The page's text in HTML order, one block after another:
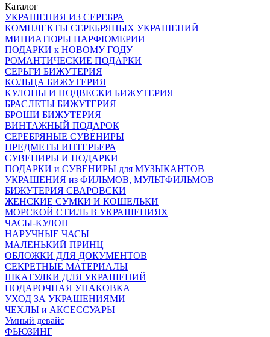
Каталог
УКРАШЕНИЯ ИЗ СЕРЕБРА
КОМПЛЕКТЫ СЕРЕБРЯНЫХ УКРАШЕНИЙ
МИНИАТЮРЫ ПАРФЮМЕРИИ
ПОДАРКИ к НОВОМУ ГОДУ
РОМАНТИЧЕСКИЕ ПОДАРКИ
СЕРЬГИ БИЖУТЕРИЯ
КОЛЬЦА БИЖУТЕРИЯ
КУЛОНЫ И ПОДВЕСКИ БИЖУТЕРИЯ
БРАСЛЕТЫ БИЖУТЕРИЯ
БРОШИ БИЖУТЕРИЯ
ВИНТАЖНЫЙ ПОДАРОК
СЕРЕБРЯНЫЕ СУВЕНИРЫ
ПРЕДМЕТЫ ИНТЕРЬЕРА
СУВЕНИРЫ И ПОДАРКИ
ПОДАРКИ и СУВЕНИРЫ для МУЗЫКАНТОВ
УКРАШЕНИЯ из ФИЛЬМОВ, МУЛЬТФИЛЬМОВ
БИЖУТЕРИЯ СВАРОВСКИ
ЖЕНСКИЕ СУМКИ И КОШЕЛЬКИ
МОРСКОЙ СТИЛЬ В УКРАШЕНИЯХ
ЧАСЫ-КУЛОН
НАРУЧНЫЕ ЧАСЫ
МАЛЕНЬКИЙ ПРИНЦ
ОБЛОЖКИ ДЛЯ ДОКУМЕНТОВ
СЕКРЕТНЫЕ МАТЕРИАЛЫ
ШКАТУЛКИ ДЛЯ УКРАШЕНИЙ
ПОДАРОЧНАЯ УПАКОВКА
УХОД ЗА УКРАШЕНИЯМИ
ЧEХЛЫ и АКСЕССУАРЫ
Умный девайс
ФЬЮЗИНГ